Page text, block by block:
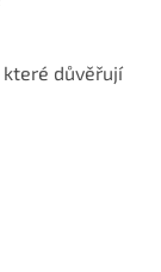
které důvěřují